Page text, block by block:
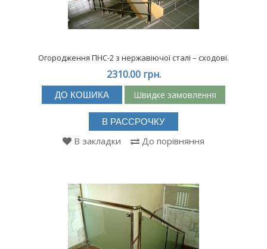
Огородження ПНС-2 з нержавіючої сталі – сходові.
2310.00 грн.
ДО КОШИКА Швидке замовлення
В РАССРОЧКУ
В закладки До порівняння